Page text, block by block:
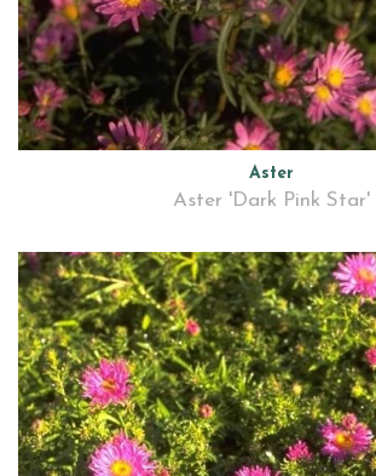
Aster
Aster 'Dark Pink Star'